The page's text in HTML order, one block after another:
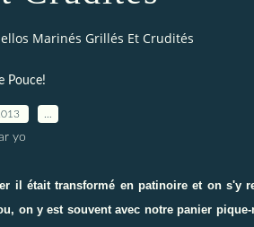
Marinés Grillés Et Crudités
Pouce!
yo
il était transformé en patinoire et on s'y
on y est souvent avec notre panier